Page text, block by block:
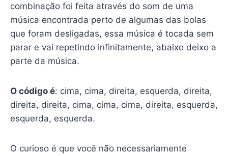
combinação foi feita através do som de uma
música encontrada perto de algumas das bolas
que foram desligadas, essa música é tocada sem
parar e vai repetindo infinitamente, abaixo deixo a
parte da música.
O código é: cima, cima, direita, esquerda, direita,
direita, direita, cima, cima, cima, direita, esquerda,
esquerda, esquerda.
O curioso é que você não necessariamente